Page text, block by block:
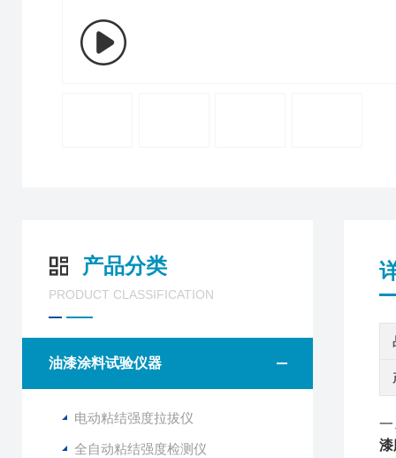
产品分类
PRODUCT CLASSIFICATION
油漆涂料试验仪器
电动粘结强度拉拔仪
全自动粘结强度检测仪
一
漆